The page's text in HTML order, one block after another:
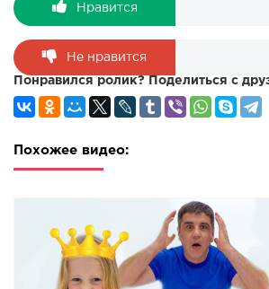
Нравится
Не нравится
Понравился ролик? Поделиться с
Похожее видео: